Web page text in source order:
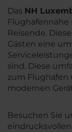
Das NH
Reisende.
Gästen eine
sind. Diese
zum Flughafen
modernen
Besuchen Sie